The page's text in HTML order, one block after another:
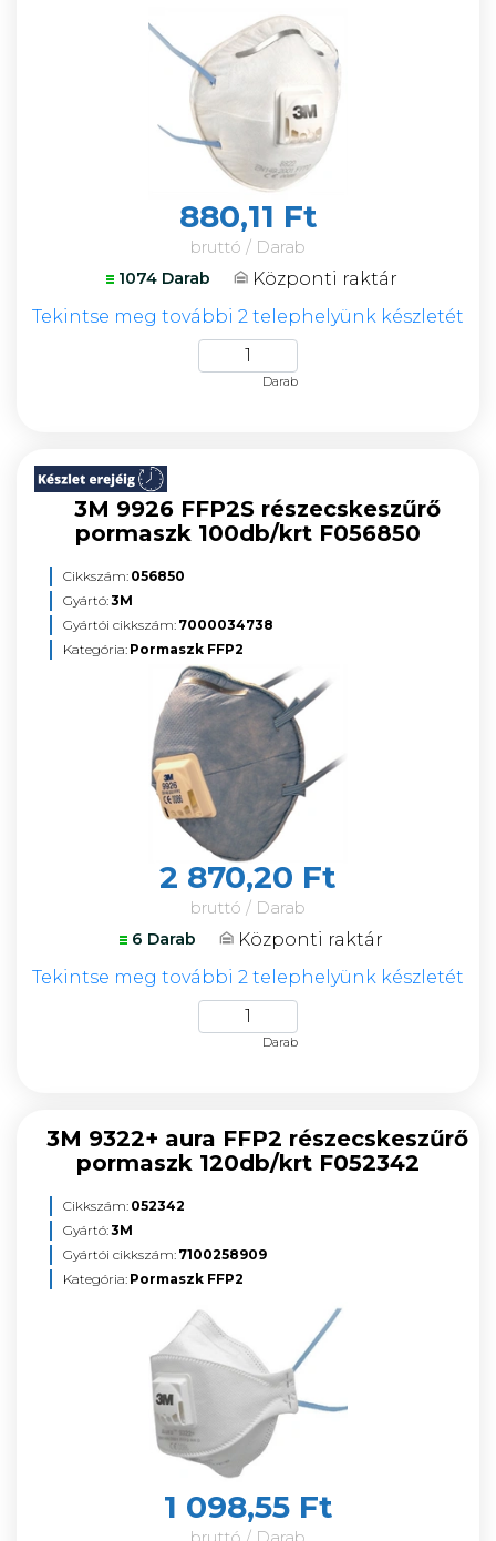
880,11 Ft
bruttó / Darab
1074 Darab
Központi raktár
Tekintse meg további 2 telephelyünk készletét
Darab
3M 9926 FFP2S részecskeszűrő
pormaszk 100db/krt F056850
Cikkszám: 056850
Gyártó:3M
Gyártói cikkszám: 7000034738
Kategória: Pormaszk FFP2
2 870,20 Ft
bruttó / Darab
6 Darab
Központi raktár
Tekintse meg további 2 telephelyünk készletét
Darab
3M 9322+ aura FFP2 részecskeszűrő
pormaszk 120db/krt F052342
Cikkszám: 052342
Gyártó:3M
Gyártói cikkszám: 7100258909
Kategória: Pormaszk FFP2
1 098,55 Ft